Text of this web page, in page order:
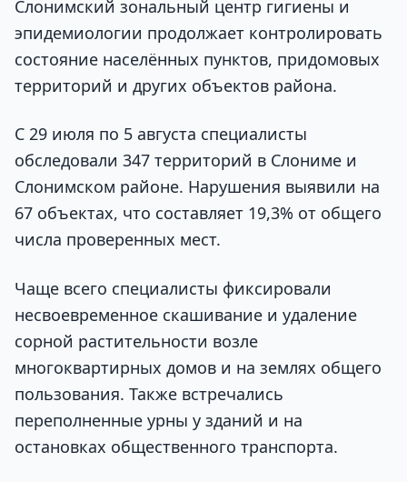
Слонимский зональный центр гигиены и
эпидемиологии продолжает контролировать
состояние населённых пунктов, придомовых
территорий и других объектов района.
С 29 июля по 5 августа специалисты
обследовали 347 территорий в Слониме и
Слонимском районе. Нарушения выявили на
67 объектах, что составляет 19,3% от общего
числа проверенных мест.
Чаще всего специалисты фиксировали
несвоевременное скашивание и удаление
сорной растительности возле
многоквартирных домов и на землях общего
пользования. Также встречались
переполненные урны у зданий и на
остановках общественного транспорта.